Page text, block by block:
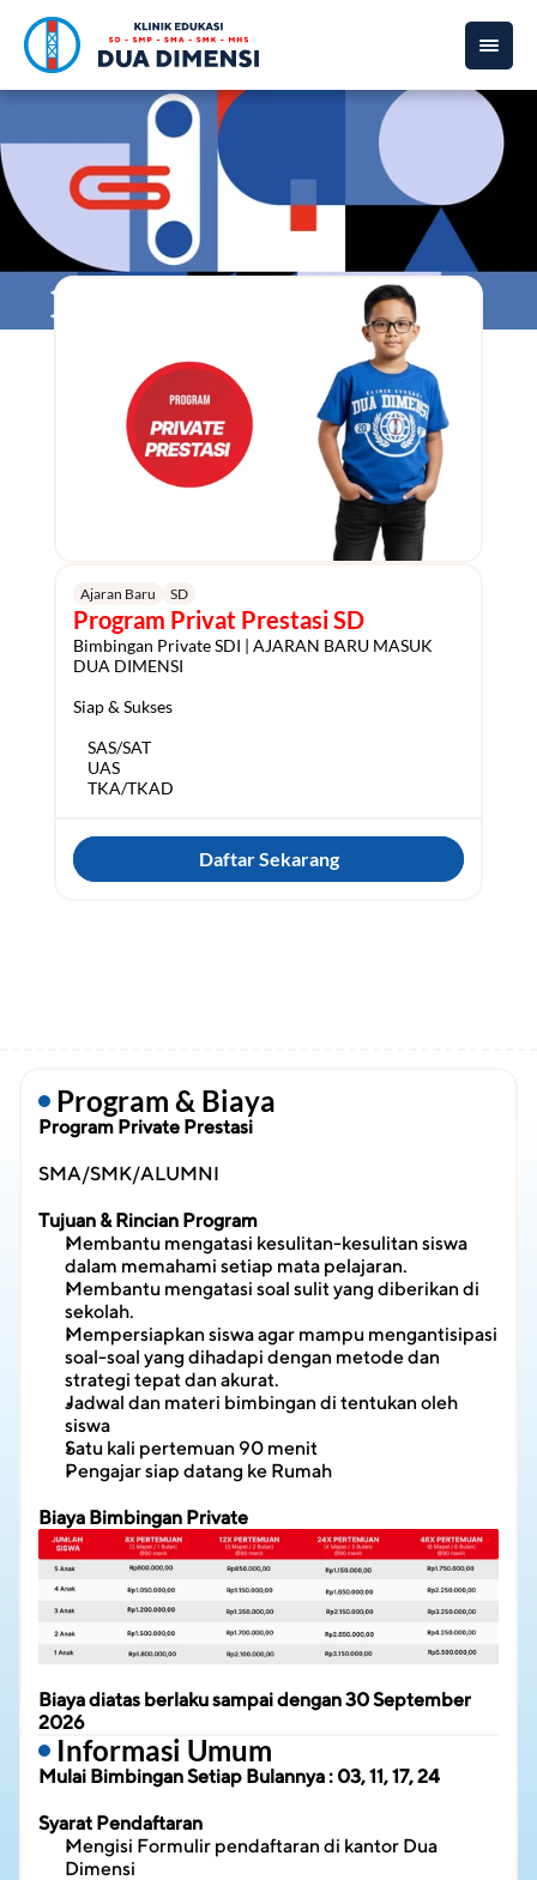
Ajaran Baru SD
Program Privat Prestasi SD
Bimbingan Private SDI | AJARAN BARU MASUK
DUA DIMENSI
Siap & Sukses
Daftar Sekarang
Program & Biaya
Program Private Prestasi
SMA/SMK/ALUMNI
Tujuan & Rincian Program
Membantu mengatasi kesulitan-kesulitan siswa
dalam memahami setiap mata pelajaran.
Membantu mengatasi soal sulit yang diberikan di
sekolah.
Mempersiapkan siswa agar mampu mengantisipasi
soal-soal yang dihadapi dengan metode dan
strategi tepat dan akurat.
Jadwal dan materi bimbingan di tentukan oleh
siswa
Satu kali pertemuan 90 menit
Pengajar siap datang ke Rumah
Biaya Bimbingan Private
Biaya diatas berlaku sampai dengan 30 September
2026
Informasi Umum
Mulai Bimbingan Setiap Bulannya : 03, 11, 17, 24
Syarat Pendaftaran
Mengisi Formulir pendaftaran di kantor Dua
Dimensi